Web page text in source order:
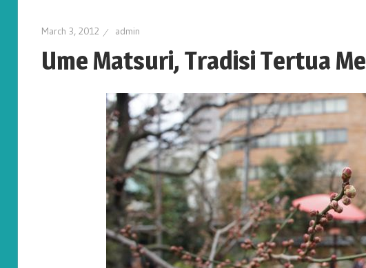
March 3, 2012 admin
Ume Matsuri, Tradisi Tertua